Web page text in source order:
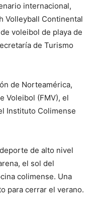
internacional,
Volleyball Continental
voleibol de playa de
de Turismo
de Norteamérica,
Voleibol (FMV), el
Instituto Colimense
de alto nivel
el sol del
colimense. Una
para cerrar el verano.